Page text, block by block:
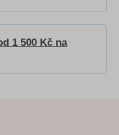
1 500 Kč na